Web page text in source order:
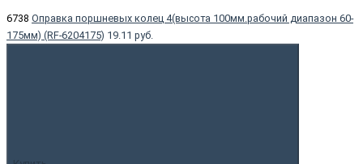
6738 Оправка поршневых колец 4(высота 100мм.рабочий диапазон 60-
175мм) (RF-6204175) 19.11 руб.